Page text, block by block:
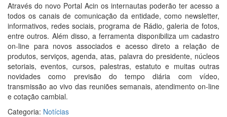
Através do novo Portal Acin os internautas poderão ter acesso a
todos os canais de comunicação da entidade, como newsletter,
informativos, redes sociais, programa de Rádio, galeria de fotos,
entre outros. Além disso, a ferramenta disponibiliza um cadastro
on-line para novos associados e acesso direto a relação de
produtos, serviços, agenda, atas, palavra do presidente, núcleos
setoriais, eventos, cursos, palestras, estatuto e muitas outras
novidades como previsão do tempo diária com vídeo,
transmissão ao vivo das reuniões semanais, atendimento on-line
e cotação cambial.
Categoria: Notícias